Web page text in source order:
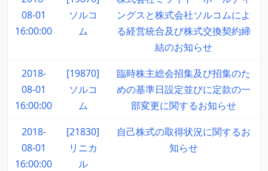
08-01
16:00:00
ソルコ
ム
ングスと株式会社ソルコムによ
る経営統合及び株式交換契約締
結のお知らせ
2018-
08-01
16:00:00
[19870]
ソルコ
ム
臨時株主総会招集及び招集のた
めの基準日設定並びに定款の一
部変更に関するお知らせ
2018-
08-01
16:00:00
[21830]
リニカ
ル
自己株式の取得状況に関するお
知らせ